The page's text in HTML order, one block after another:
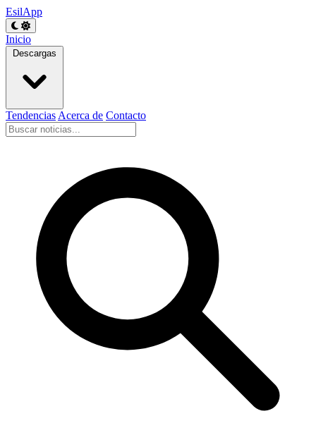
EsilApp
Inicio
Descargas
Tendencias Acerca de Contacto